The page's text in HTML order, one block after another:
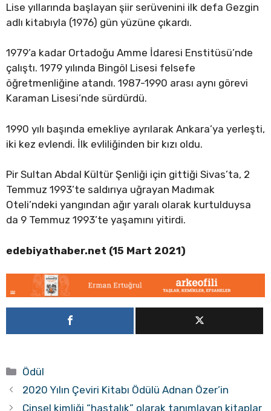
Lise yıllarında başlayan şiir serüvenini ilk defa Gezgin
adlı kitabıyla (1976) gün yüzüne çıkardı.
1979’a kadar Ortadoğu Amme İdaresi Enstitüsü’nde
çalıştı. 1979 yılında Bingöl Lisesi felsefe
öğretmenliğine atandı. 1987-1990 arası aynı görevi
Karaman Lisesi’nde sürdürdü.
1990 yılı başında emekliye ayrılarak Ankara’ya yerleşti,
iki kez evlendi. İlk evliliğinden bir kızı oldu.
Pir Sultan Abdal Kültür Şenliği için gittiği Sivas’ta, 2
Temmuz 1993’te saldırıya uğrayan Madımak
Oteli’ndeki yangından ağır yaralı olarak kurtulduysa
da 9 Temmuz 1993’te yaşamını yitirdi.
edebiyathaber.net (15 Mart 2021)
Kategoriler
Ödül
2020 Yılın Çeviri Kitabı Ödülü Adnan Özer’in
Cinsel kimliği “hastalık” olarak tanımlayan kitaplar